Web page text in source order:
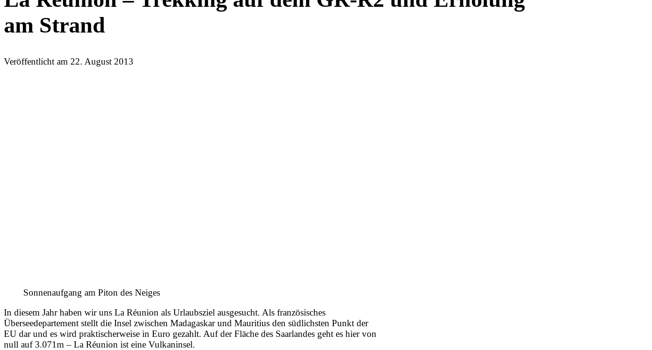
am Strand
Veröffentlicht am 22. August 2013
Sonnenaufgang am Piton des Neiges
In diesem Jahr haben wir uns La Réunion als Urlaubsziel ausgesucht. Als französisches
Überseedepartement stellt die Insel zwischen Madagaskar und Mauritius den südlichsten Punkt der
EU dar und es wird praktischerweise in Euro gezahlt. Auf der Fläche des Saarlandes geht es hier von
null auf 3.071m – La Réunion ist eine Vulkaninsel.